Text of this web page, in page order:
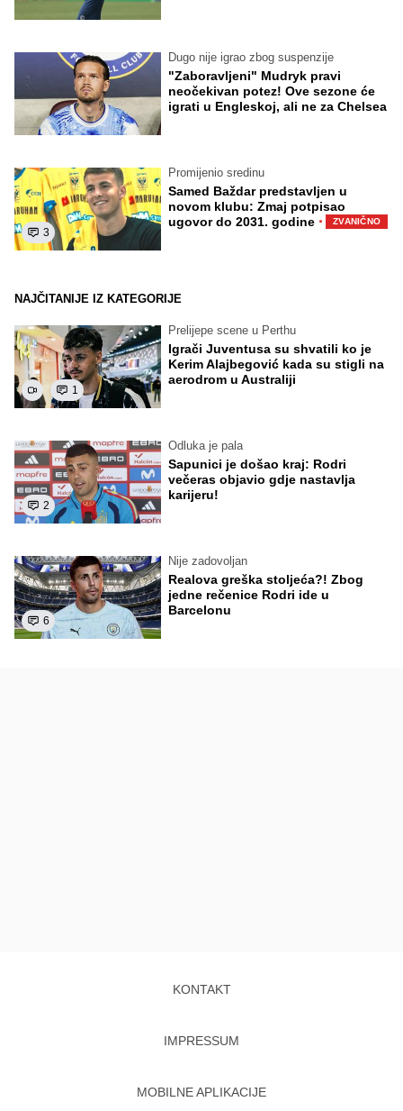
Dugo nije igrao zbog suspenzije
"Zaboravljeni" Mudryk pravi
neočekivan potez! Ove sezone će
igrati u Engleskoj, ali ne za Chelsea
3
Promijenio sredinu
Samed Baždar predstavljen u
novom klubu: Zmaj potpisao
ugovor do 2031. godine · ZVANIČNO
NAJČITANIJE IZ KATEGORIJE
1
Prelijepe scene u Perthu
Igrači Juventusa su shvatili ko je
Kerim Alajbegović kada su stigli na
aerodrom u Australiji
2
Odluka je pala
Sapunici je došao kraj: Rodri
večeras objavio gdje nastavlja
karijeru!
6
Nije zadovoljan
Realova greška stoljeća?! Zbog
jedne rečenice Rodri ide u
Barcelonu
KONTAKT
IMPRESSUM
MOBILNE APLIKACIJE